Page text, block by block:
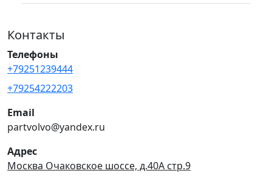
Контакты
Телефоны
+79251239444
+79254222203
Email
partvolvo@yandex.ru
Адрес
Москва Очаковское шоссе, д.40А стр.9